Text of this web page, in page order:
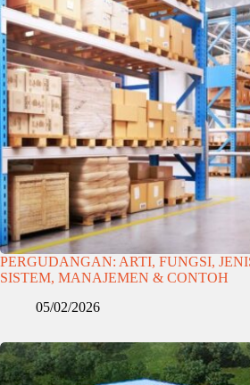
PERGUDANGAN: ARTI, FUNGSI,
SISTEM, MANAJEMEN & CONTOH
05/02/2026